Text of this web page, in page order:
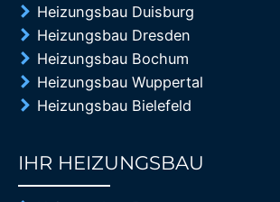
Heizungsbau Duisburg
Heizungsbau Dresden
Heizungsbau Bochum
Heizungsbau Wuppertal
Heizungsbau Bielefeld
IHR HEIZUNGSBAU
85%